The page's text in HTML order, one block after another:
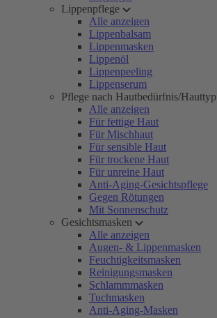
Lippenpflege
Alle anzeigen
Lippenbalsam
Lippenmasken
Lippenöl
Lippenpeeling
Lippenserum
Pflege nach Hautbedürfnis/Hauttyp
Alle anzeigen
Für fettige Haut
Für Mischhaut
Für sensible Haut
Für trockene Haut
Für unreine Haut
Anti-Aging-Gesichtspflege
Gegen Rötungen
Mit Sonnenschutz
Gesichtsmasken
Alle anzeigen
Augen- & Lippenmasken
Feuchtigkeitsmasken
Reinigungsmasken
Schlammmasken
Tuchmasken
Anti-Aging-Masken